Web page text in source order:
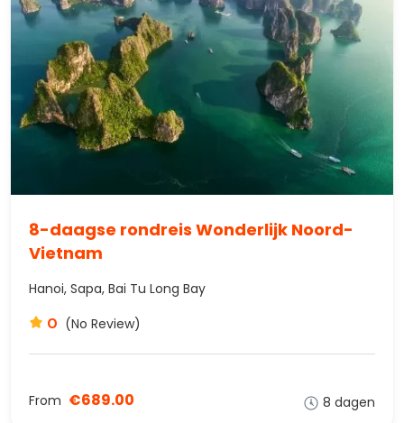
8-daagse rondreis Wonderlijk Noord-
Vietnam
Hanoi, Sapa, Bai Tu Long Bay
0 (No Review)
From €689.00 8 dagen